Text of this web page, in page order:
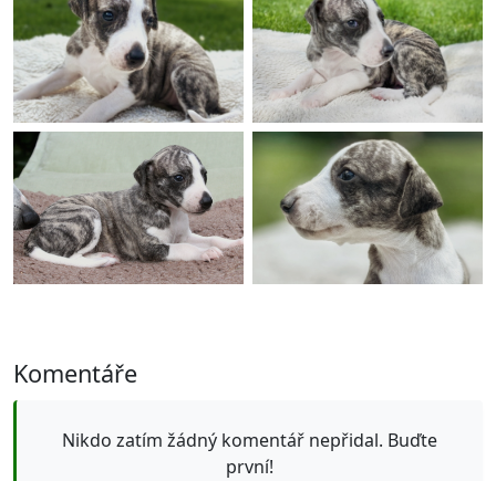
Komentáře
Nikdo zatím žádný komentář nepřidal. Buďte
první!